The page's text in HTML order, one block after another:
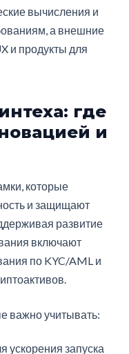
вычисления и
а внешние
и продукты для
где
и
которые
и защищают
развитие
включают
по KYC/AML и
важно учитывать:
ускорения запуска